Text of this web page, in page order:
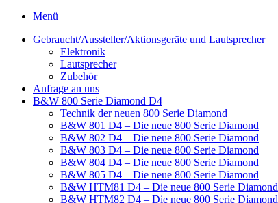
Menü
Gebraucht/Aussteller/Aktionsgeräte und Lautsprecher
Elektronik
Lautsprecher
Zubehör
Anfrage an uns
B&W 800 Serie Diamond D4
Technik der neuen 800 Serie Diamond
B&W 801 D4 – Die neue 800 Serie Diamond
B&W 802 D4 – Die neue 800 Serie Diamond
B&W 803 D4 – Die neue 800 Serie Diamond
B&W 804 D4 – Die neue 800 Serie Diamond
B&W 805 D4 – Die neue 800 Serie Diamond
B&W HTM81 D4 – Die neue 800 Serie Diamond
B&W HTM82 D4 – Die neue 800 Serie Diamond